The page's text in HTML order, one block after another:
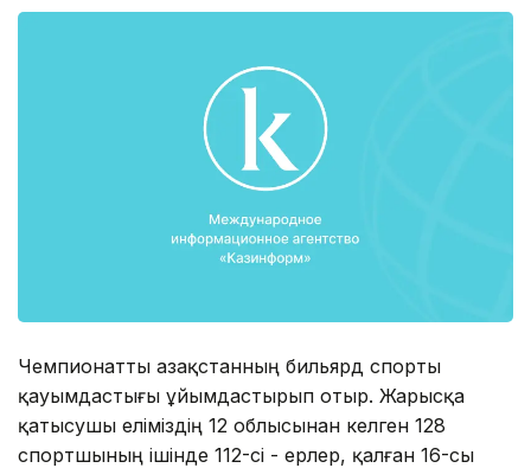
Чемпионатты Қазақстанның бильярд спорты
қауымдастығы ұйымдастырып отыр. Жарысқа
қатысушы еліміздің 12 облысынан келген 128
спортшының ішінде 112-сі - ерлер, қалған 16-сы